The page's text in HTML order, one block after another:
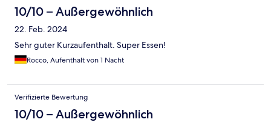
10/10 – Außergewöhnlich
22. Feb. 2024
Sehr guter Kurzaufenthalt. Super Essen!
Rocco, Aufenthalt von 1 Nacht
Verifizierte Bewertung
10/10 – Außergewöhnlich